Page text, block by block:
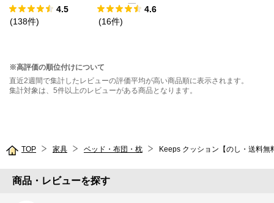
ツ）
4.5
(138件)
トレス厚み23㎝
まで対応）
4.6
(16件)
※高評価の順位付けについて
直近2週間で集計したレビューの評価平均が高い商品順に表示されます。
集計対象は、5件以上のレビューがある商品となります。
TOP 家具 ベッド・布団・枕 Keeps クッション【のし・送料無
商品・レビューを探す